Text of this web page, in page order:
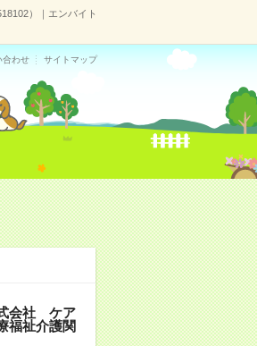
）｜エンバイト
合わせ サイトマップ
会社 ケア
福祉介護関